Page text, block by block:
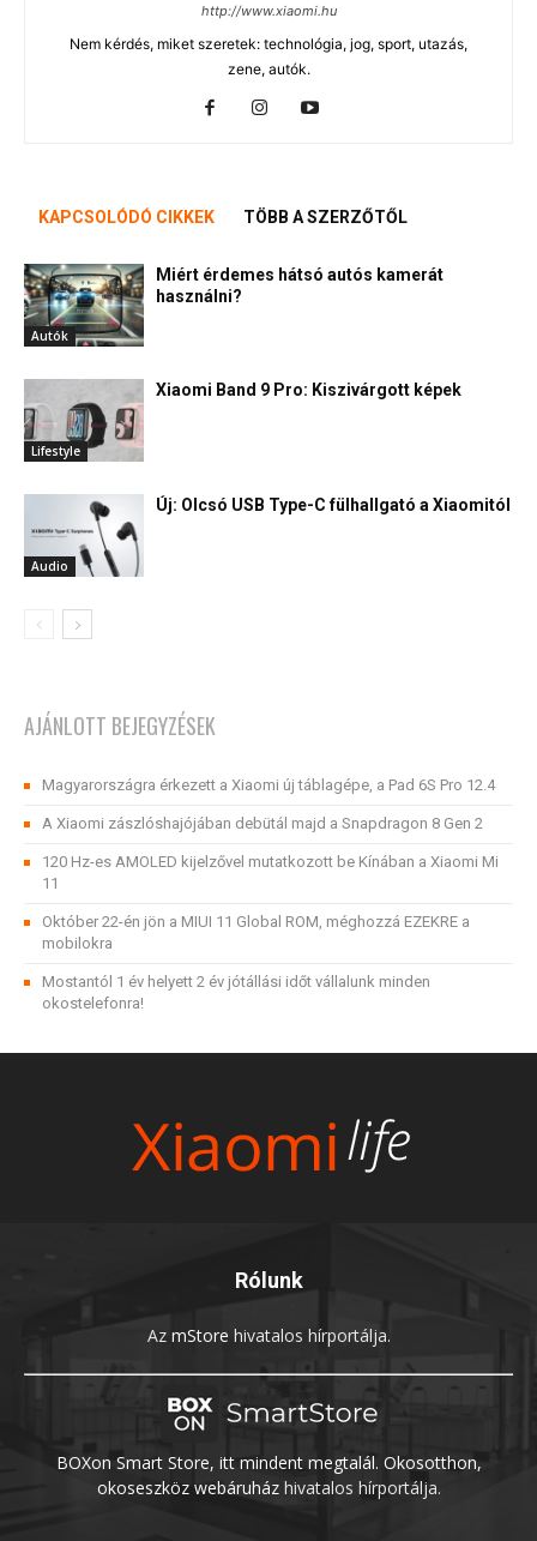
http://www.xiaomi.hu
Nem kérdés, miket szeretek: technológia, jog, sport, utazás,
zene, autók.
KAPCSOLÓDÓ CIKKEK TÖBB A SZERZŐTŐL
Autók
Miért érdemes hátsó autós kamerát
használni?
Lifestyle
Xiaomi Band 9 Pro: Kiszivárgott képek
Audio
Új: Olcsó USB Type-C fülhallgató a Xiaomitól
AJÁNLOTT BEJEGYZÉSEK
Magyarországra érkezett a Xiaomi új táblagépe, a Pad 6S Pro 12.4
A Xiaomi zászlóshajójában debütál majd a Snapdragon 8 Gen 2
120 Hz-es AMOLED kijelzővel mutatkozott be Kínában a Xiaomi Mi
11
Október 22-én jön a MIUI 11 Global ROM, méghozzá EZEKRE a
mobilokra
Mostantól 1 év helyett 2 év jótállási időt vállalunk minden
okostelefonra!
Rólunk
Az mStore hivatalos hírportálja.
BOXon Smart Store, itt mindent megtalál. Okosotthon,
okoseszköz webáruházhivatalos hírportálja.